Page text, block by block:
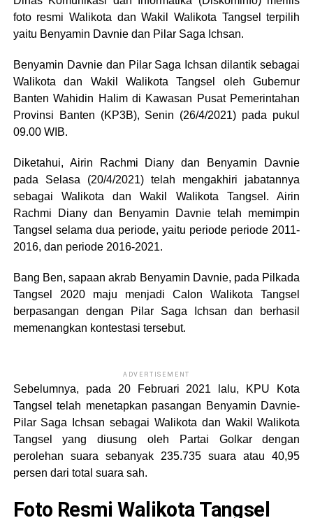
foto resmi Walikota dan Wakil Walikota Tangsel terpilih
yaitu Benyamin Davnie dan Pilar Saga Ichsan.
Benyamin Davnie dan Pilar Saga Ichsan dilantik sebagai
Walikota dan Wakil Walikota Tangsel oleh Gubernur
Banten Wahidin Halim di Kawasan Pusat Pemerintahan
Provinsi Banten (KP3B), Senin (26/4/2021) pada pukul
09.00 WIB.
Diketahui, Airin Rachmi Diany dan Benyamin Davnie
pada Selasa (20/4/2021) telah mengakhiri jabatannya
sebagai Walikota dan Wakil Walikota Tangsel. Airin
Rachmi Diany dan Benyamin Davnie telah memimpin
Tangsel selama dua periode, yaitu periode periode 2011-
2016, dan periode 2016-2021.
Bang Ben, sapaan akrab Benyamin Davnie, pada Pilkada
Tangsel 2020 maju menjadi Calon Walikota Tangsel
berpasangan dengan Pilar Saga Ichsan dan berhasil
memenangkan kontestasi tersebut.
ADVERTISEMENT
Sebelumnya, pada 20 Februari 2021 lalu, KPU Kota
Tangsel telah menetapkan pasangan Benyamin Davnie-
Pilar Saga Ichsan sebagai Walikota dan Wakil Walikota
Tangsel yang diusung oleh Partai Golkar dengan
perolehan suara sebanyak 235.735 suara atau 40,95
persen dari total suara sah.
Foto Resmi Walikota Tangsel